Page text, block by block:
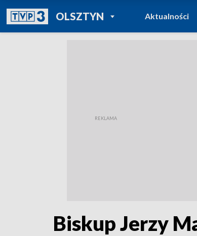
OLSZTYNPOWRÓT DO
TVP REGIONY
Aktualności
Biskup Jerzy